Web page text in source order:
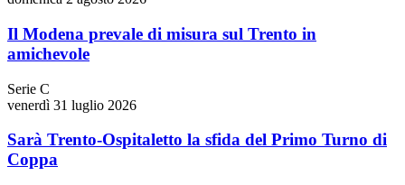
Il Modena prevale di misura sul Trento in
amichevole
Serie C
venerdì 31 luglio 2026
Sarà Trento-Ospitaletto la sfida del Primo Turno di
Coppa